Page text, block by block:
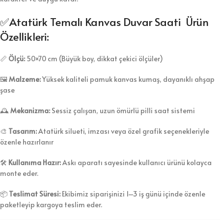
✅Atatürk Temalı Kanvas Duvar Saati Ürün
Özellikleri:
📏 Ölçü: 50×70 cm (Büyük boy, dikkat çekici ölçüler)
🖼️Malzeme:Yüksek kaliteli pamuk kanvas kumaş, dayanıklı ahşap
şase
🕰️Mekanizma: Sessiz çalışan, uzun ömürlü pilli saat sistemi
🎨 Tasarım:Atatürk silueti, imzası veya özel grafik seçenekleriyle
özenle hazırlanır
🛠️ Kullanıma Hazır:Askı aparatı sayesinde kullanıcı ürünü kolayca
monte eder.
📦 Teslimat Süresi: Ekibimiz siparişinizi 1–3 iş günü içinde özenle
paketleyip kargoya teslim eder.